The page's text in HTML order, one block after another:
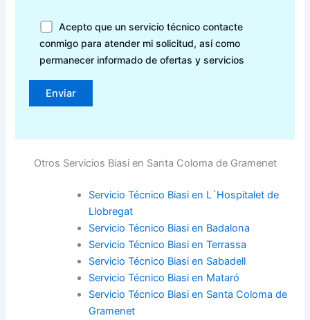
Acepto que un servicio técnico contacte
conmigo para atender mi solicitud, así como
permanecer informado de ofertas y servicios
Otros Servicios Biasi en Santa Coloma de Gramenet
Servicio Técnico Biasi en L´Hospitalet de
Llobregat
Servicio Técnico Biasi en Badalona
Servicio Técnico Biasi en Terrassa
Servicio Técnico Biasi en Sabadell
Servicio Técnico Biasi en Mataró
Servicio Técnico Biasi en Santa Coloma de
Gramenet